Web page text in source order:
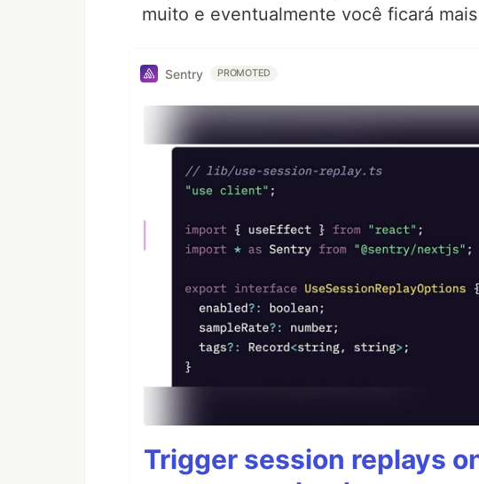
muito e eventualmente você ficará
Sentry PROMOTED
Trigger session replays